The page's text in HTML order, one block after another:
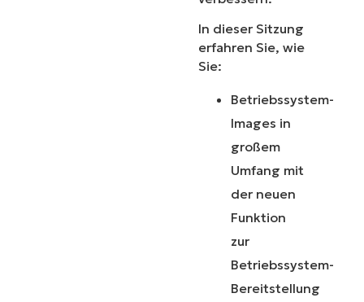
In dieser Sitzung
erfahren Sie, wie
Sie:
Betriebssystem-
Images in
großem
Umfang mit
der neuen
Funktion
zur
Betriebssystem-
Bereitstellung